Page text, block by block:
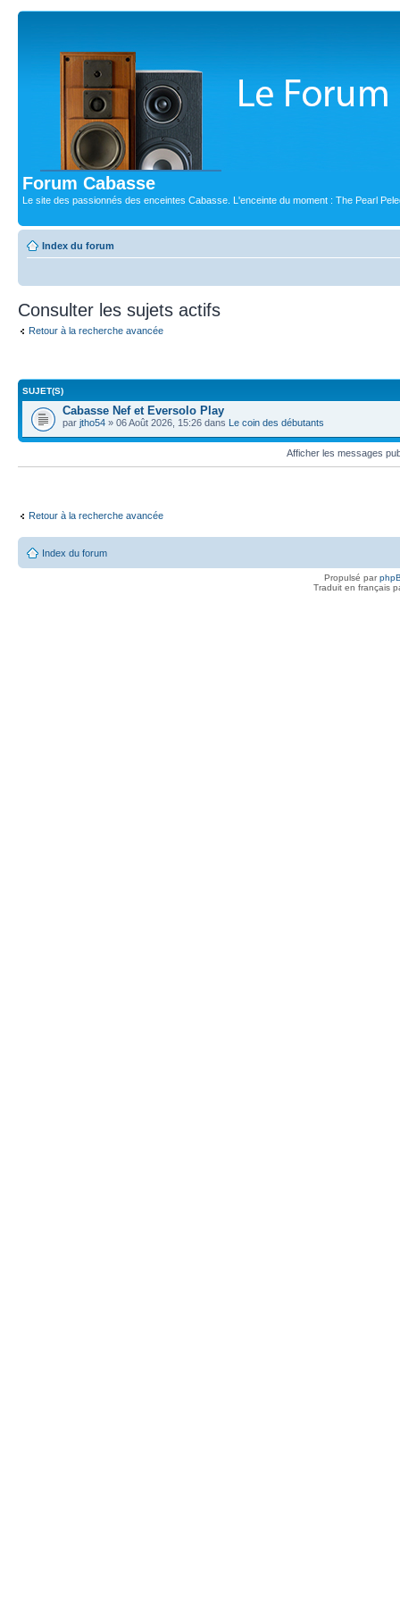
Forum Cabasse
Le site des passionnés des enceintes Cabasse. L'enceinte du moment : The Pearl
Index du forum
Consulter les sujets actifs
Retour à la recherche avancée
SUJET(S)
Cabasse Nef et Eversolo Play
par jtho54 » 06 Août 2026, 15:26 dans Le coin des débutants
Afficher les messages
Retour à la recherche avancée
Index du forum
Propulsé par
Traduit en français